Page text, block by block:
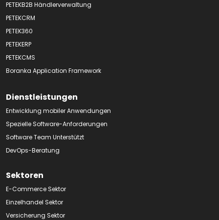
PETEKB2B Händlerverwaltung
PETEKCRM
PETEK360
PETEKERP
PETEKCMS
Boranka Application Framework
Dienstleistungen
Entwicklung mobiler Anwendungen
Spezielle Software-Anforderungen
Software Team Unterstützt
DevOps-Beratung
Sektoren
E-Commerce Sektor
Einzelhandel Sektor
Versicherung Sektor